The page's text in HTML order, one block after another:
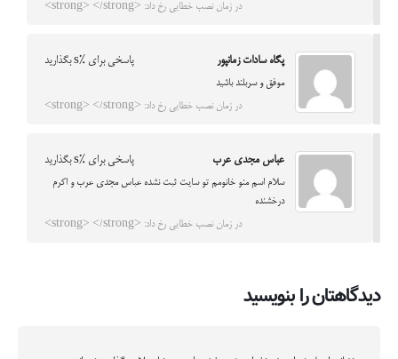
در زمان نصب خطایی رخ داد: <strong> </strong>
پگاه سادات زمانپور پاسخی برای %s بگذارید
موفق و سربلند باشید
در زمان نصب خطایی رخ داد: <strong> </strong>
عباس مجدی عرب پاسخی برای %s بگذارید
سلام اسم منو خانومم تو سایت ثبت نشده عباس مجدی عرب و اکرم
درخشنده
در زمان نصب خطایی رخ داد: <strong> </strong>
دیدگاهتان را بنویسید